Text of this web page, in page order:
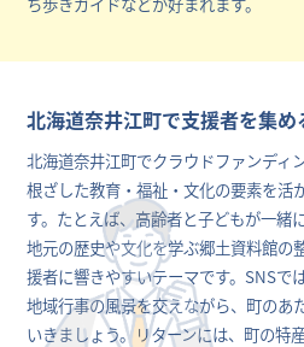
北海道奈井江町で支援者を集
北海道奈井江町でクラウドファンディ
根ざした教育・福祉・文化の要素を活
す。たとえば、高齢者と子どもが一緒
地元の歴史や文化を学ぶ郷土資料館の
援者に響きやすいテーマです。SNSで
地域行事の風景を交えながら、町のあ
いきましょう。リターンには、町の特